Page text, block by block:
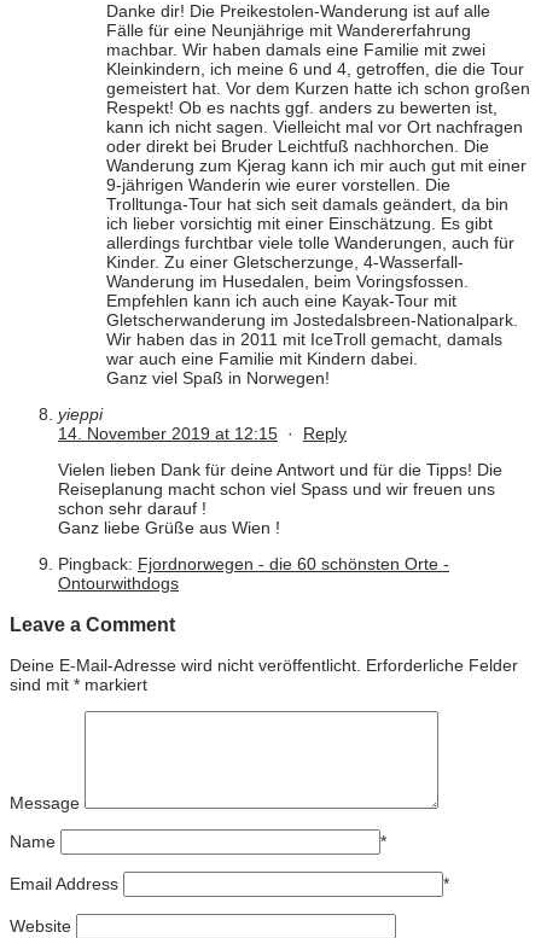
Danke dir! Die Preikestolen-Wanderung ist auf alle
Fälle für eine Neunjährige mit Wandererfahrung
machbar. Wir haben damals eine Familie mit zwei
Kleinkindern, ich meine 6 und 4, getroffen, die die Tour
gemeistert hat. Vor dem Kurzen hatte ich schon großen
Respekt! Ob es nachts ggf. anders zu bewerten ist,
kann ich nicht sagen. Vielleicht mal vor Ort nachfragen
oder direkt bei Bruder Leichtfuß nachhorchen. Die
Wanderung zum Kjerag kann ich mir auch gut mit einer
9-jährigen Wanderin wie eurer vorstellen. Die
Trolltunga-Tour hat sich seit damals geändert, da bin
ich lieber vorsichtig mit einer Einschätzung. Es gibt
allerdings furchtbar viele tolle Wanderungen, auch für
Kinder. Zu einer Gletscherzunge, 4-Wasserfall-
Wanderung im Husedalen, beim Voringsfossen.
Empfehlen kann ich auch eine Kayak-Tour mit
Gletscherwanderung im Jostedalsbreen-Nationalpark.
Wir haben das in 2011 mit IceTroll gemacht, damals
war auch eine Familie mit Kindern dabei.
Ganz viel Spaß in Norwegen!
yieppi
14. November 2019 at 12:15 · Reply
Vielen lieben Dank für deine Antwort und für die Tipps! Die
Reiseplanung macht schon viel Spass und wir freuen uns
schon sehr darauf !
Ganz liebe Grüße aus Wien !
Pingback: Fjordnorwegen - die 60 schönsten Orte -
Ontourwithdogs
Leave a Comment
Deine E-Mail-Adresse wird nicht veröffentlicht. Erforderliche Felder
sind mit * markiert
Message
Name
*
Email Address *
Website